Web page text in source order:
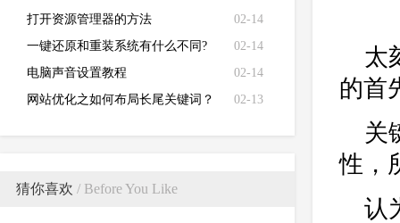
02-14
打开资源管理器的方法
02-14
一键还原和重装系统有什么不同?
02-14
电脑声音设置教程
02-13
网站优化之如何布局长尾关键词？
猜你喜欢 / Before You Like
太
的首
关
性，
认